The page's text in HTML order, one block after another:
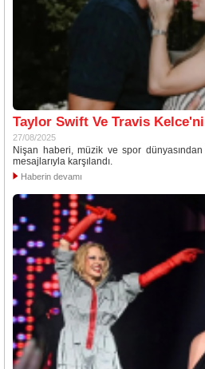
Taylor Swift Ve Travis
27/08/2025
Nişan haberi, müzik ve spor
mesajlarıyla karşılandı.
Haberin devamı